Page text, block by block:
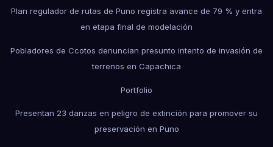
Plan regulador de rutas de Puno registra avance de 79 % y entra
en etapa final de modelación
Pobladores de Ccotos denuncian presunto intento de invasión de
terrenos en Capachica
Portfolio
Presentan 23 danzas en peligro de extinción para promover su
preservación en Puno